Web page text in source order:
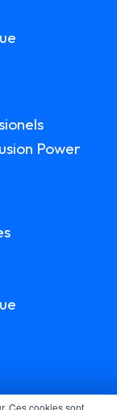
Ces cookies sont
Power